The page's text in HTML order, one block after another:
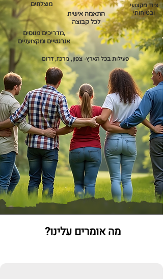
מוצלחים
התאמה אישית
לכל קבוצה
מדריכים מנוסים,
אנרגטיים ומקצועניים
ציוד מקצועי
ובטיחותי
פעילות בכל הארץ- צפון, מרכז, דרום
מה אומרים עלינו?